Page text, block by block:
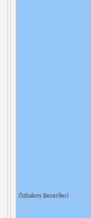
Özbakım Becerileri